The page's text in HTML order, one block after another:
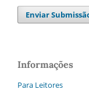
Enviar
Informações
Para Leitores